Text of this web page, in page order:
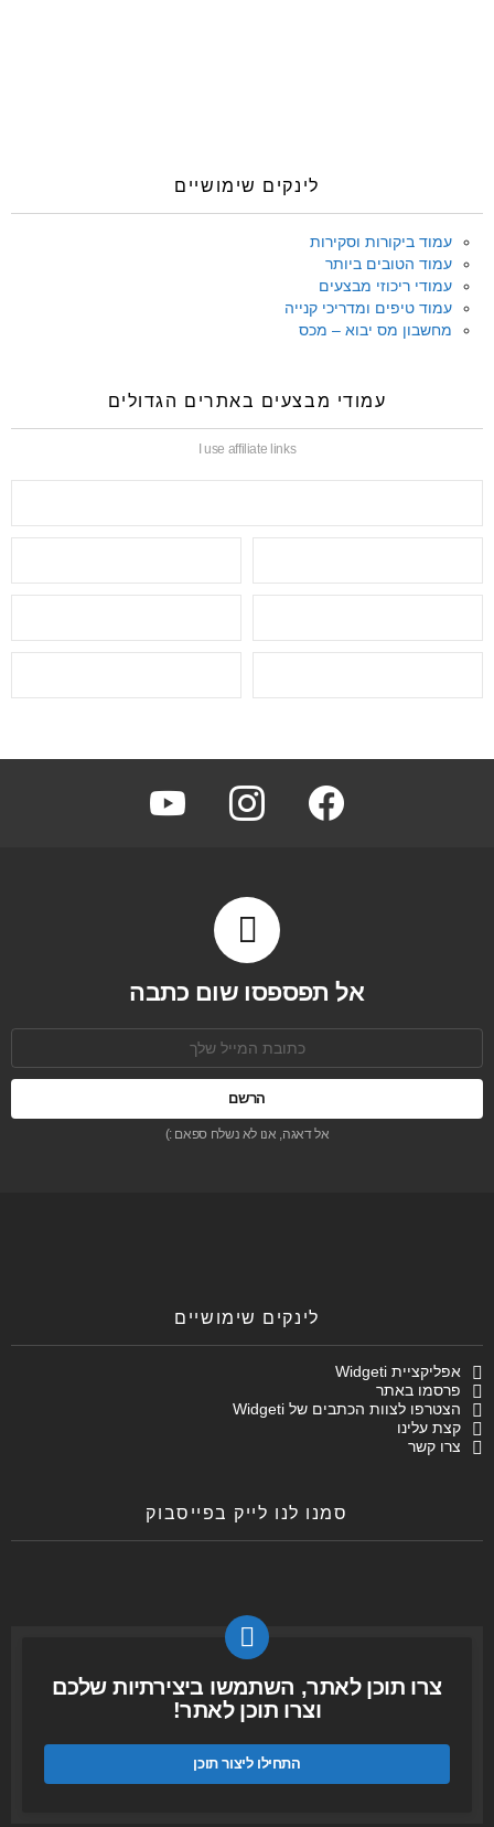
לינקים שימושיים
עמוד ביקורות וסקירות
עמוד הטובים ביותר
עמודי ריכוזי מבצעים
עמוד טיפים ומדריכי קנייה
מחשבון מס יבוא – מכס
עמודי מבצעים באתרים הגדולים
I use affiliate links
facebook
instagram
youtube
אל תפספסו שום כתבה
אל דאגה, אנו לא נשלח ספאם :)
לינקים שימושיים
אפליקציית Widgeti
פרסמו באתר
הצטרפו לצוות הכתבים של Widgeti
קצת עלינו
צרו קשר
סמנו לנו לייק בפייסבוק
צרו תוכן לאתר, השתמשו ביצירתיות שלכם
וצרו תוכן לאתר!
התחילו ליצור תוכן